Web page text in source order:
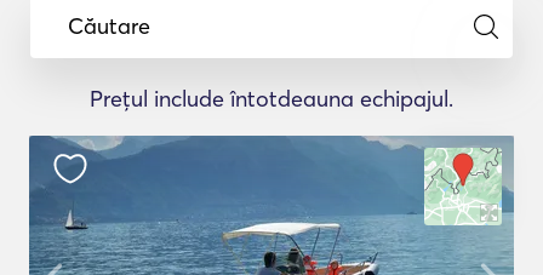
Căutare
Prețul include întotdeauna echipajul.